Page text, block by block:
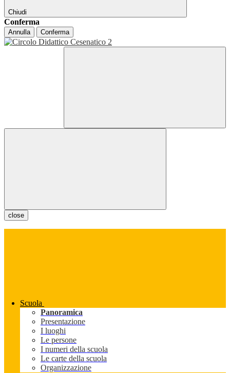
Chiudi
Conferma
Annulla Conferma
close
Scuola
Panoramica
Presentazione
I luoghi
Le persone
I numeri della scuola
Le carte della scuola
Organizzazione